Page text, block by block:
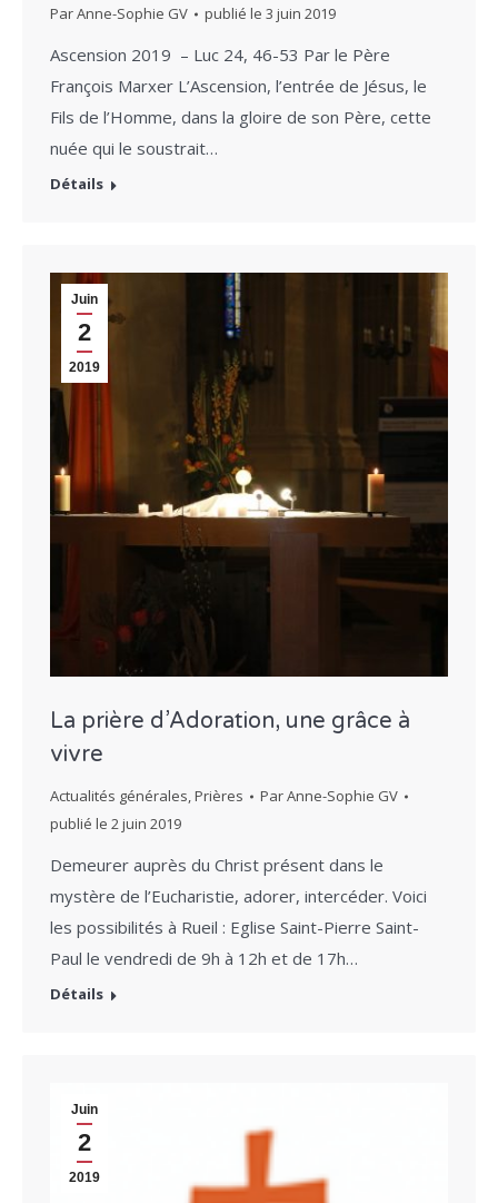
ParAnne-Sophie GV publié le 3 juin 2019
Ascension 2019 – Luc 24, 46-53 Par le Père
François Marxer L’Ascension, l’entrée de Jésus, le
Fils de l’Homme, dans la gloire de son Père, cette
nuée qui le soustrait…
Détails
Juin
2
2019
La prière d’Adoration, une grâce à
vivre
Actualités générales,Prières ParAnne-Sophie GV
publié le 2 juin 2019
Demeurer auprès du Christ présent dans le
mystère de l’Eucharistie, adorer, intercéder. Voici
les possibilités à Rueil : Eglise Saint-Pierre Saint-
Paul le vendredi de 9h à 12h et de 17h…
Détails
Juin
2
2019